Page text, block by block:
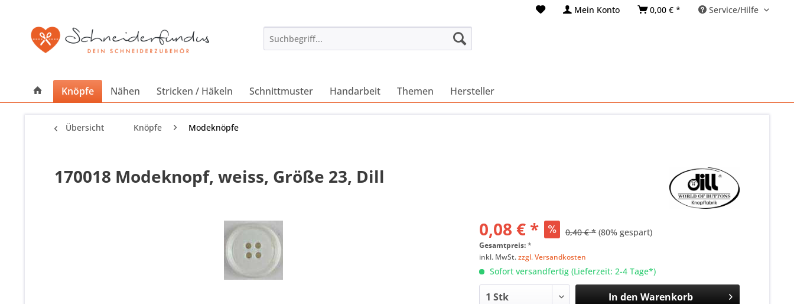
Mein Konto 0,00 € * Service/Hilfe
Knöpfe Nähen Stricken / Häkeln Schnittmuster Handarbeit Themen Hersteller
Übersicht Knöpfe Modeknöpfe
170018 Modeknopf, weiss, Größe 23, Dill
0,08 € * 0,40 € * (80% gespart)
Gesamtpreis:*
inkl. MwSt.zzgl. Versandkosten
Sofort versandfertig (Lieferzeit: 2-4 Tage*)
In den Warenkorb